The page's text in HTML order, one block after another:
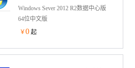
插件库，使得用户可以轻松地为网
站定制外观和功能。WordPress的易
受欢迎的网站建设工具之一。
Windows Sever 2012 R2数据中心版
64位中文版
￥0 起